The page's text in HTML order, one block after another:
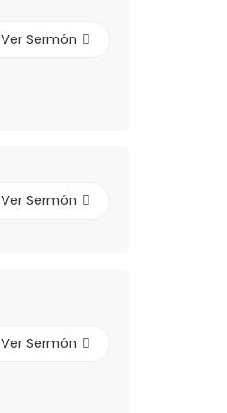
Ver Sermón
Ver Sermón
Ver Sermón